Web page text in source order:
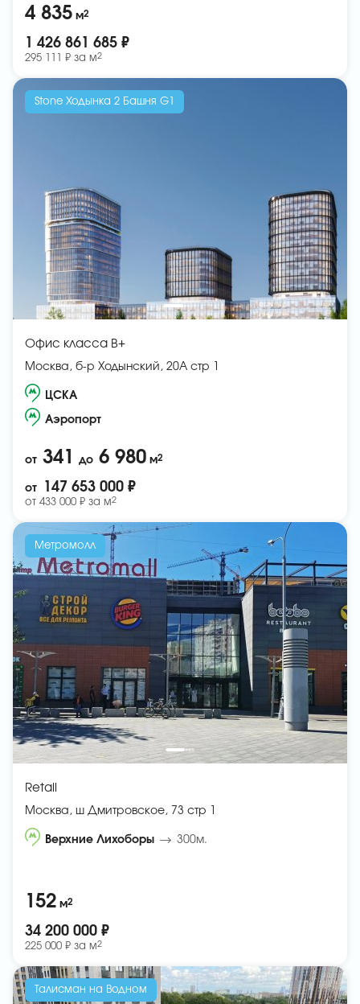
4 835 м2
1 426 861 685 ₽
295 111 ₽ за м2
Stone Ходынка 2 Башня G1
Офис класса B+
Москва, б-р Ходынский, 20А стр 1
ЦСКА
Аэропорт
от 341 до 6 980 м2
от 147 653 000 ₽
от 433 000 ₽ за м2
Метромолл
Retail
Москва, ш Дмитровское, 73 стр 1
Верхние Лихоборы 300м.
152 м2
34 200 000 ₽
225 000 ₽ за м2
Талисман на Водном